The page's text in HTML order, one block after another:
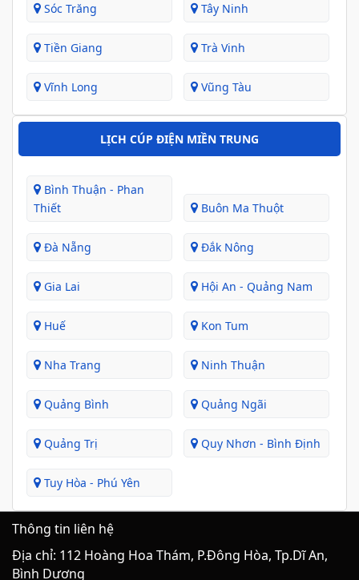
Sóc Trăng Tây Ninh
Tiền Giang Trà Vinh
Vĩnh Long Vũng Tàu
LỊCH CÚP ĐIỆN MIỀN TRUNG
Bình Thuận - Phan
Thiết
Buôn Ma Thuột
Đà Nẵng Đắk Nông
Gia Lai Hội An - Quảng Nam
Huế Kon Tum
Nha Trang Ninh Thuận
Quảng Bình Quảng Ngãi
Quảng Trị Quy Nhơn - Bình Định
Tuy Hòa - Phú Yên
Thông tin liên hệ
Địa chỉ: 112 Hoàng Hoa Thám, P.Đông Hòa, Tp.Dĩ An,
Bình Dương